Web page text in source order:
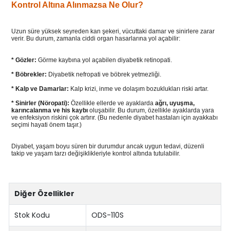
Kontrol Altına Alınmazsa Ne Olur?
Uzun süre yüksek seyreden kan şekeri, vücuttaki damar ve sinirlere zarar
verir. Bu durum, zamanla ciddi organ hasarlarına yol açabilir:
* Gözler: Görme kaybına yol açabilen diyabetik retinopati.
* Böbrekler: Diyabetik nefropati ve böbrek yetmezliği.
* Kalp ve Damarlar: Kalp krizi, inme ve dolaşım bozuklukları riski artar.
* Sinirler (Nöropati): Özellikle ellerde ve ayaklarda ağrı, uyuşma,
karıncalanma ve his kaybıoluşabilir. Bu durum, özellikle ayaklarda yara
ve enfeksiyon riskini çok artırır. (Bu nedenle diyabet hastaları için ayakkabı
seçimi hayati önem taşır.)
Diyabet, yaşam boyu süren bir durumdur ancak uygun tedavi, düzenli
takip ve yaşam tarzı değişiklikleriyle kontrol altında tutulabilir.
Diğer Özellikler
Stok Kodu ODS-110S